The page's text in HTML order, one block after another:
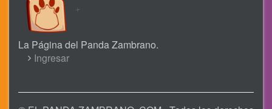
La Página del Panda Zambrano.
USER
MENU
Ingresar